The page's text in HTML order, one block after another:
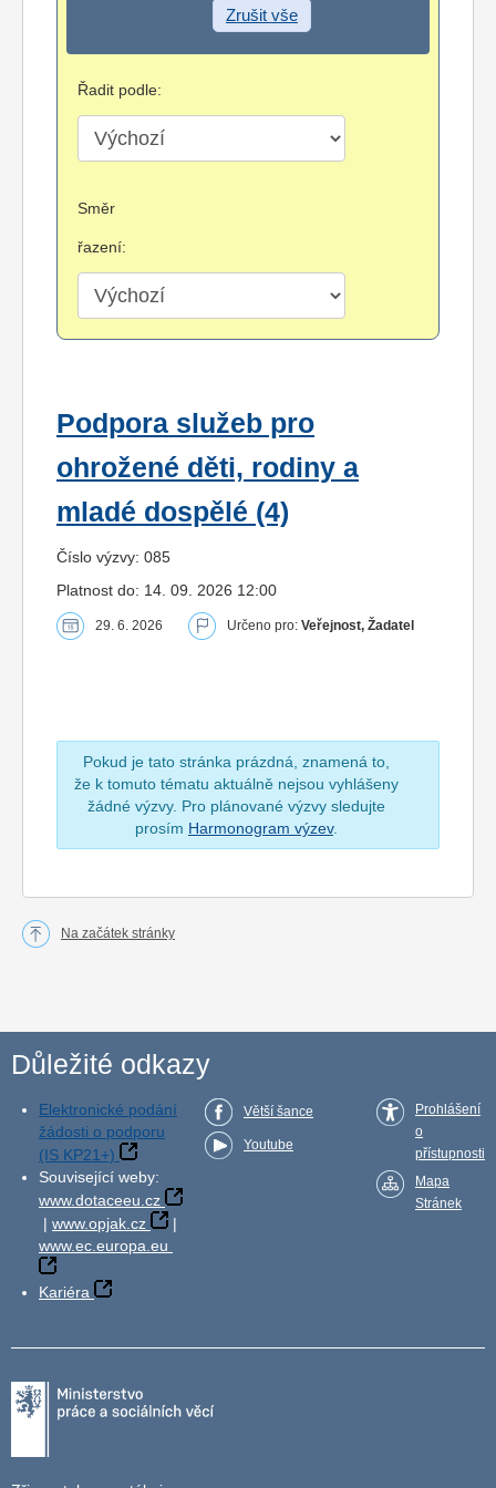
Zrušit vše
Řadit podle:
Směr
řazení:
Podpora služeb pro
ohrožené děti, rodiny a
mladé dospělé (4)
Číslo výzvy: 085
Platnost do: 14. 09. 2026 12:00
29. 6. 2026 Určeno pro: Veřejnost, Žadatel
Pokud je tato stránka prázdná, znamená to,
že k tomuto tématu aktuálně nejsou vyhlášeny
žádné výzvy. Pro plánované výzvy sledujte
prosím Harmonogram výzev.
Na začátek stránky
Důležité odkazy
Elektronické podání
žádosti o podporu
(IS KP21+)
Související weby:
www.dotaceeu.cz
| www.opjak.cz
|
www.ec.europa.eu
Kariéra
Větší šance
Youtube
Prohlášení
o
přístupnosti
Mapa
Stránek